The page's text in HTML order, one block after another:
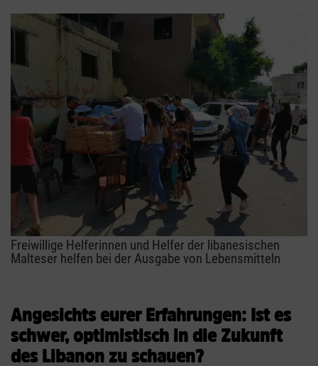
Freiwillige Helferinnen und Helfer der libanesischen
Malteser helfen bei der Ausgabe von Lebensmitteln
Angesichts eurer Erfahrungen: Ist es
schwer, optimistisch in die Zukunft
des Libanon zu schauen?